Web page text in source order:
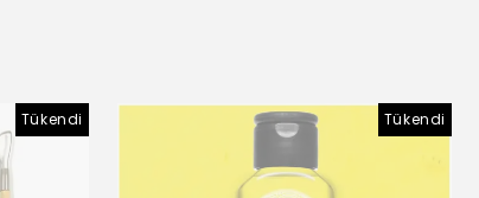
Tükendi Tükendi